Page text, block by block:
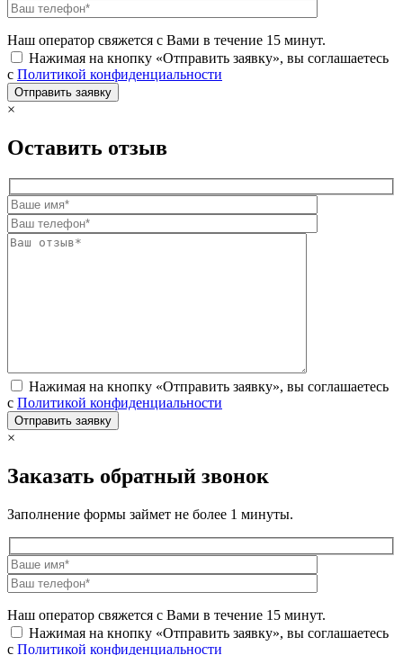
Наш оператор свяжется с Вами в течение 15 минут.
Нажимая на кнопку «Отправить заявку», вы соглашаетесь
с Политикой конфиденциальности
×
Оставить отзыв
Нажимая на кнопку «Отправить заявку», вы соглашаетесь
с Политикой конфиденциальности
×
Заказать обратный звонок
Заполнение формы займет не более 1 минуты.
Наш оператор свяжется с Вами в течение 15 минут.
Нажимая на кнопку «Отправить заявку», вы соглашаетесь
с Политикой конфиденциальности